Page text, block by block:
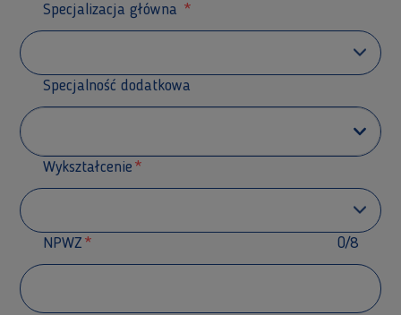
Specjalizacja główna
Specjalność dodatkowa
Wykształcenie
NPWZ 0/8